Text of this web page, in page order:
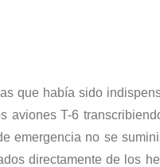
que había sido
aviones T-6
emergencia no se
directamente de los